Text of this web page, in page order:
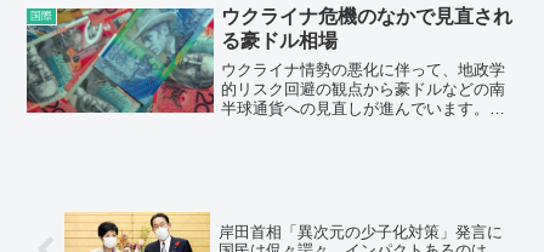
とって学ぶべき点はないか、より深く考
察すべきだと思う。
国際
ウクライナ危機のなかで見直され
る豪ドル相場
ウクライナ情勢の悪化に伴って、地政学
的リスク回避の観点から豪ドルなどの南
半球通貨への見直しが進んでいます。資
まれやすい環境となっています。今後は
豪州準備銀行の金融政策に市場の焦点が
岸田首相「異次元の少子化対策」発言に